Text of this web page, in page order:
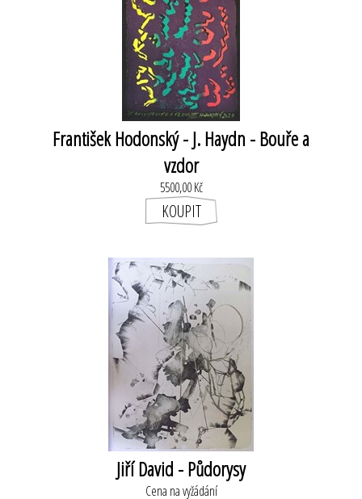
František Hodonský - J. Haydn - Bouře a
vzdor
5500,00 Kč
Jiří David - Půdorysy
Cena na vyžádání